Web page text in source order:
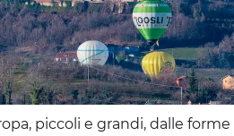
piccoli e grandi, dalle